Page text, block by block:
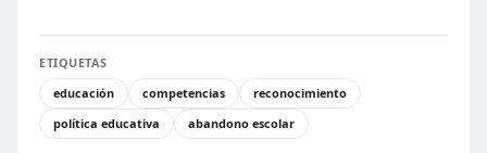
ETIQUETAS
educación
competencias
reconocimiento
política educativa
abandono escolar